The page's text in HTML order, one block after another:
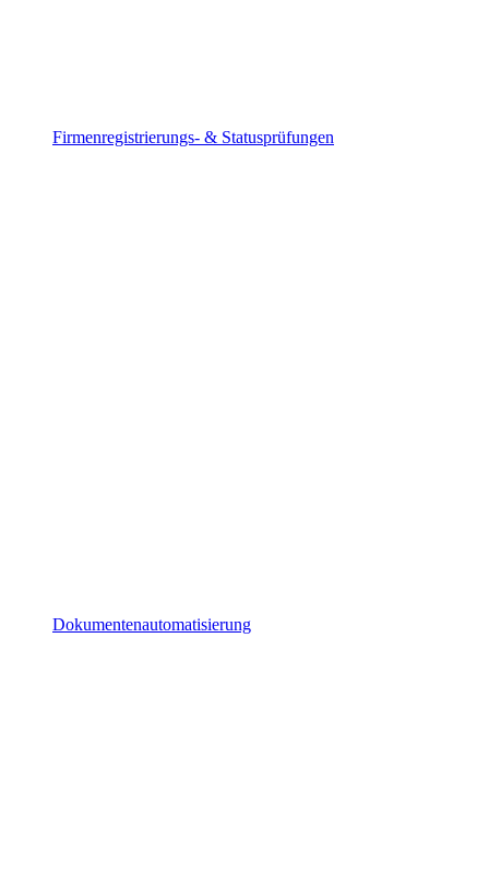
Firmenregistrierungs- & Statusprüfungen
Dokumentenautomatisierung